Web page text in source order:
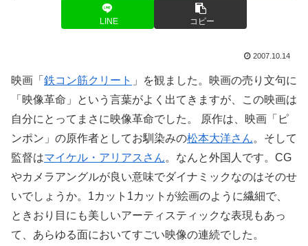
LINE コピー
2007.10.14
映画「 鉄コン筋クリート 」を観ました。映画の売り文句に
「映像革命」という言葉がよく出てきますが、この映画は
自分にとってまさに映像革命でした。 原作は、映画「ピ
ンポン」の原作者としてお馴染みの松本大洋さん。そして
監督はマイケル・アリアスさん。なんと外国人です。CG
やカメラアングルが良い意味でダイナミックなのはそのせ
いでしょうか。1カット1カットが絵画のように繊細で、
ときおり目にも美しいアーティスティックな表現もあっ
て、あらゆる面においてすごい映像の連続でした。